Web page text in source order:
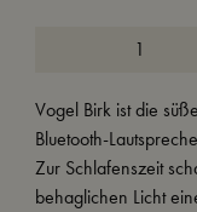
Vogel Birk ist die
Bluetooth-
Zur Schlafenszeit
behaglichen Licht